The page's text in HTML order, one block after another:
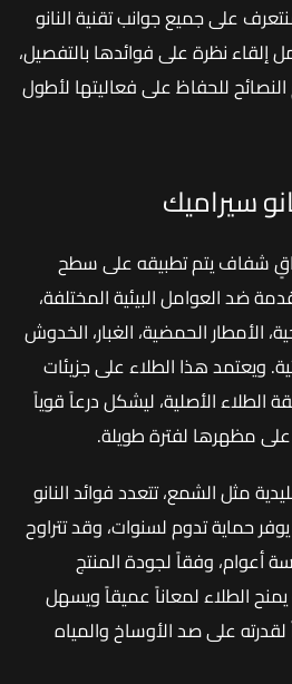
على جميع جوانب تقنية النانو
إلقاء نظرة على فوائدها بالتفصيل،
للحفاظ على فعاليتها لأطول
سيراميك
شفاف يتم تطبيقه على سطح
ضد العوامل البيئية المختلفة،
الأمطار الحمضية، الغبار، الخدوش
ويعتمد هذا الطلاء على جزيئات
الطلاء الأصلية، ليشكل درعاً قوياً
على مظهرها لفترة طويلة.
مثل الشمع، تتعدد فوائد النانو
حماية تدوم لسنوات، وقد تتراوح
أعوام، وفقاً لجودة المنتج
يمنح الطلاء لمعاناً عميقاً ويسهل
لقدرته على صد الأوساخ والمياه